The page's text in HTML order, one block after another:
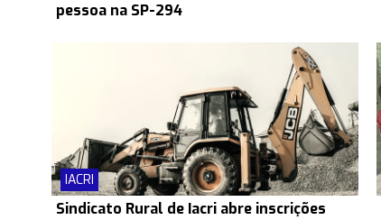
pessoa na SP-294
IACRI
Sindicato Rural de Iacri abre inscrições